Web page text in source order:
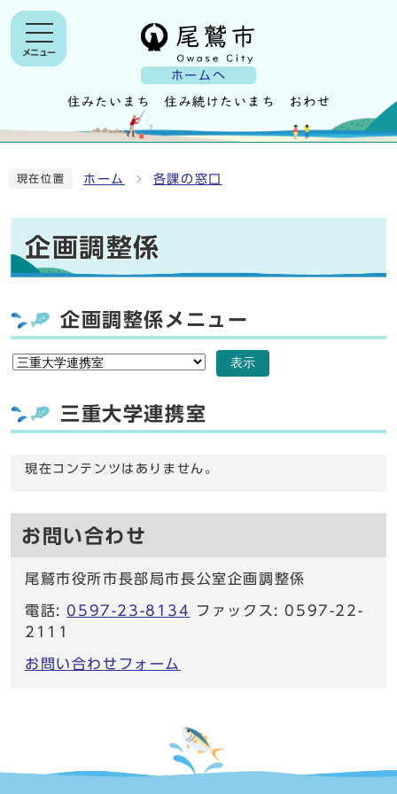
ホームへ
メニュー
現在位置 ホーム 各課の窓口
企画調整係
企画調整係メニュー
表示
三重大学連携室
現在コンテンツはありません。
お問い合わせ
尾鷲市役所市長部局市長公室企画調整係
電話: 0597-23-8134
ファックス: 0597-22-
2111
お問い合わせフォーム